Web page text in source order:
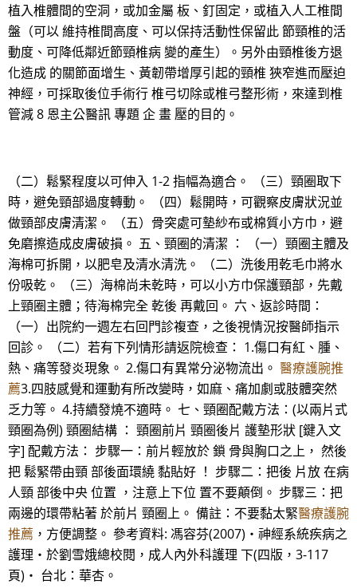
植入椎體間的空洞，或加金屬 板、釘固定，或植入人工椎間
盤（可以 維持椎間高度、可以保持活動性保留此 節頸椎的活
動度、可降低鄰近節頸椎病 變的產生）。另外由頸椎後方退
化造成 的關節面增生、黃韌帶增厚引起的頸椎 狹窄進而壓迫
神經，可採取後位手術行 椎弓切除或椎弓整形術，來達到椎
管減 8 恩主公醫訊 專題 企 畫 壓的目的。
（二）鬆緊程度以可伸入 1-2 指幅為適合。 （三）頸圈取下
時，避免頸部過度轉動。 （四）鬆開時，可觀察皮膚狀況並
做頸部皮膚清潔。 （五）骨突處可墊紗布或棉質小方巾，避
免磨擦造成皮膚破損。 五、頸圈的清潔 ： （一）頸圈主體及
海棉可拆開，以肥皂及清水清洗。 （二）洗後用乾毛巾將水
份吸乾。 （三）海棉尚未乾時，可以小方巾保護頸部，先戴
上頸圈主體；待海棉完全 乾後 再戴回。 六、返診時間：
（一）出院約一週左右回門診複查，之後視情況按醫師指示
回診。 （二）若有下列情形請返院檢查： 1.傷口有紅、腫、
熱、痛等發炎現象。 2.傷口有異常分泌物流出。 醫療護腕推
薦3.四肢感覺和運動有所改變時，如麻、痛加劇或肢體突然
乏力等。 4.持續發燒不適時。 七、頸圈配戴方法：(以兩片式
頸圈為例) 頸圈結構 ： 頸圈前片 頸圈後片 護墊形狀 [鍵入文
字] 配戴方法： 步驟一：前片輕放於 鎖 骨與胸口之上， 然後
把 鬆緊帶由頸 部後面環繞 黏貼好 ！ 步驟二：把後 片放 在病
人頸 部後中央 位置 ，注意上下位 置不要顛倒。 步驟三：把
兩邊的環帶粘著 於前片 頸圈上。 備註：不要黏太緊醫療護腕
推薦 ，方便調整。 參考資料: 馮容芬(2007)‧神經系統疾病之
護理‧於劉雪娥總校閱，成人內外科護理 下(四版，3-117
頁)‧ 台北：華杏。